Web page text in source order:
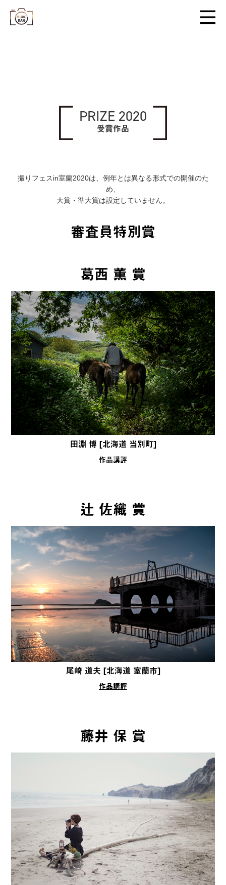
PRIZE 2020
受賞作品
撮りフェスin室蘭2020は、例年とは異なる形式での開催のた
め、
大賞・準大賞は設定していません。
審査員特別賞
葛西 薫 賞
田淵 博 [北海道 当別町]
作品講評
辻 佐織 賞
尾崎 道夫 [北海道 室蘭市]
作品講評
藤井 保 賞